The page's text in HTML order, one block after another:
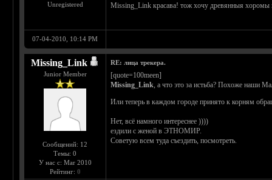
Unregistered Missing_Link красава! тож хочу древянныя
07-04-2010, 10:14 PM
Missing_Link
Junior Member
Сообщений: 12
Темы: 0
У нас с: Mar 2010
Рейтинг: 0
RE: лица трекера.
[quote=100meen]
Missing_Link, а что это за истьба? Похоже наши
Или теперь в каждом городе принято к корням
Нет, всё намного интереснее ))))
ездили с женой в ЭТНОМИР.
Советую всем туда съездить, посмотреть.